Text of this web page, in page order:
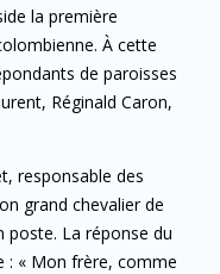
la première
À cette
de paroisses
Réginald Caron,
responsable des
grand chevalier de
poste. La réponse du
: « Mon frère, comme